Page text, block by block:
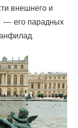
внешнего и
— его парадных